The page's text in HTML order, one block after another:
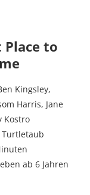
Place to
Kingsley,
Harris, Jane
Kostro
Turtletaub
ab 6 Jahren